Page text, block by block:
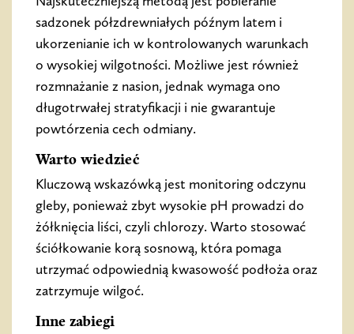
sadzonek półzdrewniałych późnym latem i
ukorzenianie ich w kontrolowanych warunkach
o wysokiej wilgotności. Możliwe jest również
rozmnażanie z nasion, jednak wymaga ono
długotrwałej stratyfikacji i nie gwarantuje
powtórzenia cech odmiany.
Warto wiedzieć
Kluczową wskazówką jest monitoring odczynu
gleby, ponieważ zbyt wysokie pH prowadzi do
żółknięcia liści, czyli chlorozy. Warto stosować
ściółkowanie korą sosnową, która pomaga
utrzymać odpowiednią kwasowość podłoża oraz
zatrzymuje wilgoć.
Inne zabiegi